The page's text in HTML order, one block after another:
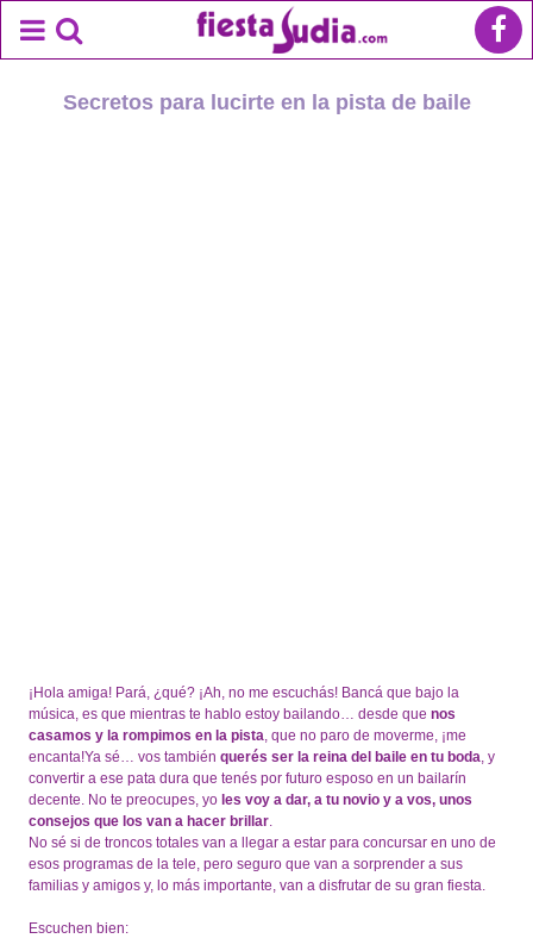
Secretos para lucirte en la pista de baile
¡Hola amiga! Pará, ¿qué? ¡Ah, no me escuchás! Bancá que bajo la
música, es que mientras te hablo estoy bailando… desde que nos
casamos y la rompimos en la pista, que no paro de moverme, ¡me
encanta!Ya sé… vos también querés ser la reina del baile en tu boda, y
convertir a ese pata dura que tenés por futuro esposo en un bailarín
decente. No te preocupes, yo les voy a dar, a tu novio y a vos, unos
consejos que los van a hacer brillar.
No sé si de troncos totales van a llegar a estar para concursar en uno de
esos programas de la tele, pero seguro que van a sorprender a sus
familias y amigos y, lo más importante, van a disfrutar de su gran fiesta.
Escuchen bien: